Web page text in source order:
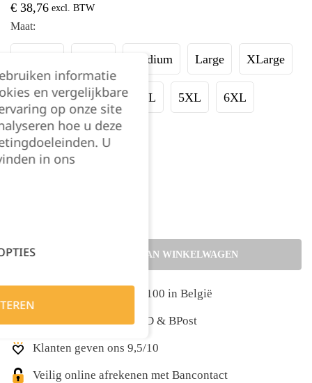
€ 38,76 excl. BTW
Maat:
Medium Large XLarge
XXLarge 3XL 4XL 5XL 6XL
7XL 8XL
TOEVOEGEN AAN WINKELWAGEN
Gratis levering vanaf €100 in België
Snelle levering met DPD & BPost
Klanten geven ons 9,5/10
Veilig online afrekenen met Bancontact
informatie
en vergelijkbare
op onze site
hoe u deze
U
in ons